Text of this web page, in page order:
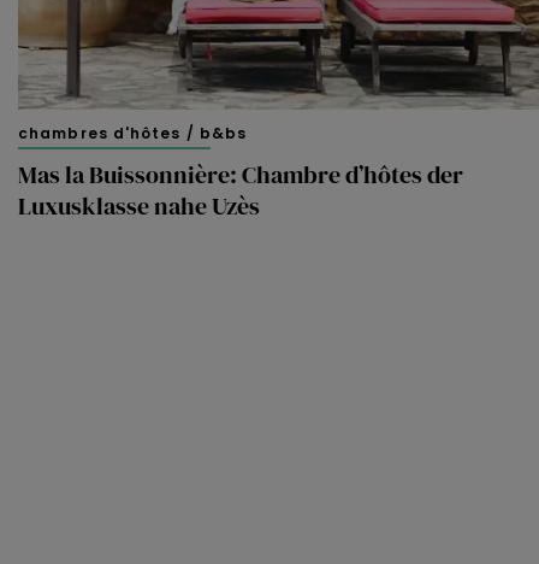
chambres d'hôtes / b&bs
Mas la Buissonnière: Chambre d’hôtes der
Luxusklasse nahe Uzès